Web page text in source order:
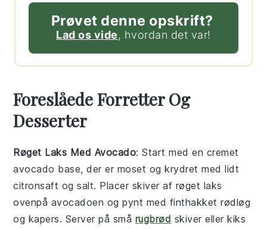
Prøvet denne opskrift?
Lad os vide, hvordan det var!
Foreslåede Forretter Og
Desserter
Røget Laks Med Avocado: Start med en cremet
avocado base, der er moset og krydret med lidt
citronsaft ogsalt. Placer skiver af røget laks
ovenpå avocadoen og pynt med finthakket rødløg
og kapers. Server på små rugbrød skiver ellerkiks